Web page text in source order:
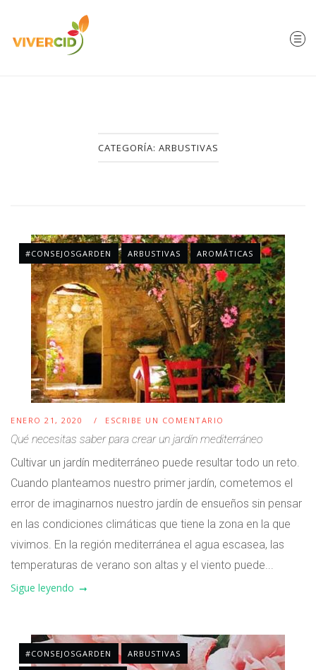
CATEGORÍA: ARBUSTIVAS
#CONSEJOSGARDEN ARBUSTIVAS AROMÁTICAS
ENERO 21, 2020 ESCRIBE UN COMENTARIO
Qué necesitas saber para crear un jardín mediterráneo
Cultivar un jardín mediterráneo puede resultar todo un reto.
Cuando planteamos nuestro primer jardín, cometemos el
error de imaginarnos nuestro jardín de ensueños sin pensar
en las condiciones climáticas que tiene la zona en la que
vivimos. En la región mediterránea el agua escasea, las
temperaturas de verano son altas y el viento puede...
Sigue leyendo
#CONSEJOSGARDEN ARBUSTIVAS